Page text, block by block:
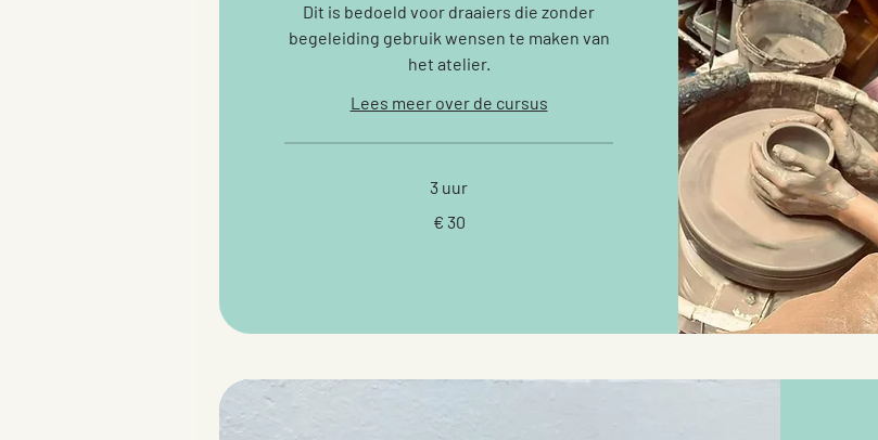
Dit is bedoeld voor draaiers die zonder
begeleiding gebruik wensen te maken van
het atelier.
Lees meer over de cursus
3 uur
€ 30